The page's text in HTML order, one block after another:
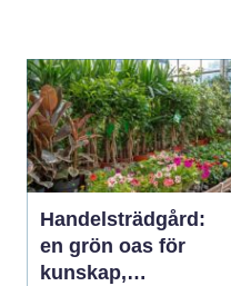
Handelsträdgård:
en grön oas för
kunskap,